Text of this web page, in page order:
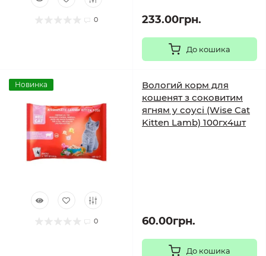
0 233.00грн.
До кошика
Новинка
0
Вологий корм для
кошенят з соковитим
ягням у соусі (Wise Cat
Kitten Lamb) 100гх4шт
60.00грн.
До кошика